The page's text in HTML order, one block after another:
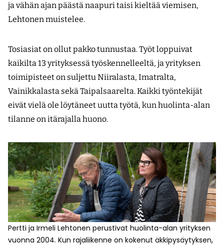
ja vähän ajan päästä naapuri taisi kieltää viemisen,
Lehtonen muistelee.
Tosiasiat on ollut pakko tunnustaa. Työt loppuivat
kaikilta 13 yrityksessä työskennelleeltä, ja yrityksen
toimipisteet on suljettu Niiralasta, Imatralta,
Vainikkalasta sekä Taipalsaarelta. Kaikki työntekijät
eivät vielä ole löytäneet uutta työtä, kun huolinta-alan
tilanne on itärajalla huono.
Pertti ja Irmeli Lehtonen perustivat huolinta-alan yrityksen
vuonna 2004. Kun rajaliikenne on kokenut äkkipysäytyksen,